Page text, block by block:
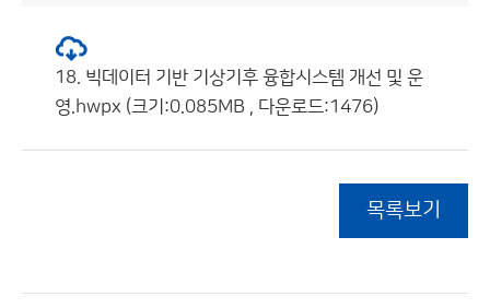
18. 빅데이터 기반 기상기후 융합시스템 개선 및 운
영.hwpx (크기:0.085MB , 다운로드:1476)
목록보기